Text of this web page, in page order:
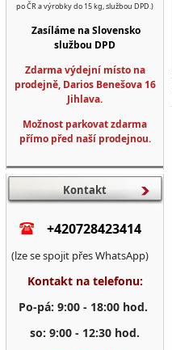
po ČR a výrobky do 15 kg, službou DPD.)
Zasíláme na Slovensko
službou DPD
Zdarma výdejní místo na
prodejně, Darios Benešova 16
Jihlava.
Možnost parkovat zdarma
přímo před naší prodejnou.
Kontakt
+420728423414
(lze se spojit přes WhatsApp)
Kontakt na telefonu:
Po-pá: 9:00 - 18:00 hod.
so: 9:00 - 12:30 hod.